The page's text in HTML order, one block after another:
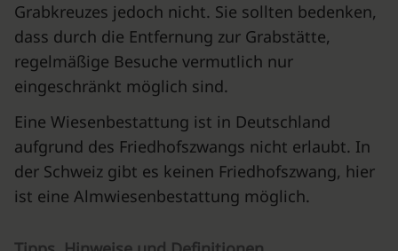
Grabkreuzes jedoch nicht. Sie sollten bedenken,
dass durch die Entfernung zur Grabstätte,
regelmäßige Besuche vermutlich nur
eingeschränkt möglich sind.
Eine Wiesenbestattung ist in Deutschland
aufgrund des Friedhofszwangs nicht erlaubt. In
der Schweiz gibt es keinen Friedhofszwang, hier
ist eine Almwiesenbestattung möglich.